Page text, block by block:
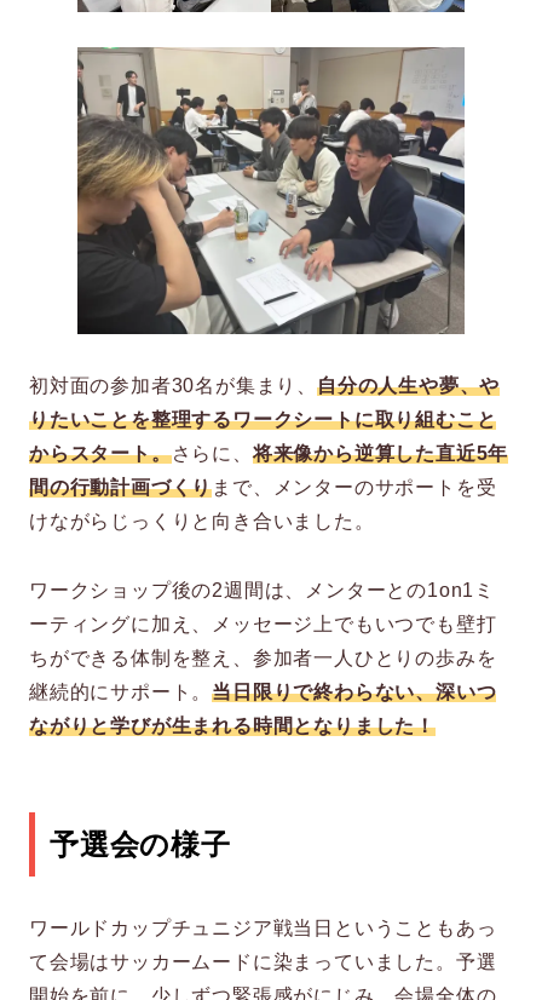
初対面の参加者30名が集まり、 自分の人生や夢、や
りたいことを整理するワークシートに取り組むこと
からスタート。さらに、将来像から逆算した直近5年
間の行動計画づくりまで、メンターのサポートを受
けながらじっくりと向き合いました。
ワークショップ後の2週間は、メンターとの1on1ミ
ーティングに加え、メッセージ上でもいつでも壁打
ちができる体制を整え、参加者一人ひとりの歩みを
継続的にサポート。当日限りで終わらない、深いつ
ながりと学びが生まれる時間となりました！
予選会の様子
ワールドカップチュニジア戦当日ということもあっ
て会場はサッカームードに染まっていました。予選
開始を前に、少しずつ緊張感がにじみ、会場全体の